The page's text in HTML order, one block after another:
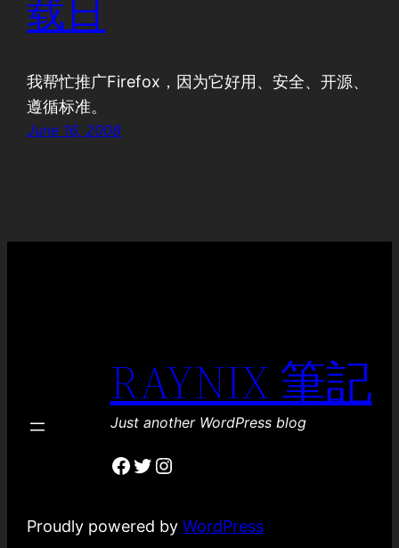
载日
我帮忙推广Firefox，因为它好用、安全、开源、
遵循标准。
June 16, 2008
RAYNIX 筆記
Just another WordPress blog
Facebook
Twitter
Instagram
Proudly powered byWordPress